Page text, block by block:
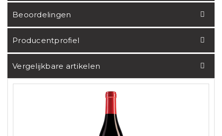
Beoordelingen
Producentprofiel
Vergelijkbare artikelen